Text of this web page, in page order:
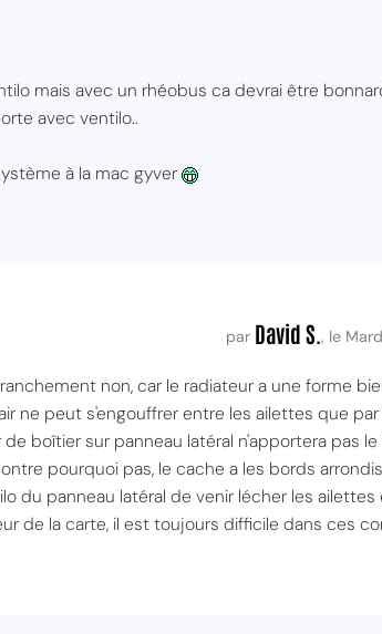
mais avec un rhéobus ca devrai être
avec ventilo..
à la mac gyver
par David S. , le
non, car le radiateur a une forme
ne peut s'engouffrer entre les ailettes que
boîtier sur panneau latéral n'apportera pas
pourquoi pas, le cache a les bords
du panneau latéral de venir lécher les
de la carte, il est toujours difficile dans ces